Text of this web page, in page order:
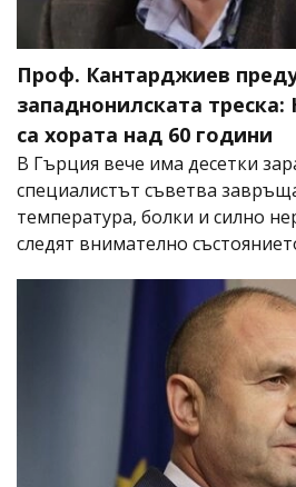
Проф. Кантарджиев
западнонилската
са хората над 60 години
В Гърция вече има десетки
специалистът съветва
температура, болки и силно
следят внимателно